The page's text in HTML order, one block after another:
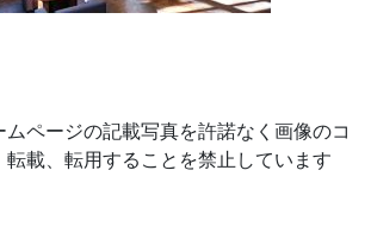
ムページの記載写真を許諾なく画像のコ
転載、転用することを禁止しています